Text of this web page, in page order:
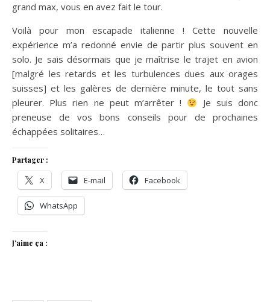
grand max, vous en avez fait le tour.
Voilà pour mon escapade italienne ! Cette nouvelle
expérience m’a redonné envie de partir plus souvent en
solo. Je sais désormais que je maîtrise le trajet en avion
[malgré les retards et les turbulences dues aux orages
suisses] et les galères de dernière minute, le tout sans
pleurer. Plus rien ne peut m’arrêter !
Je suis donc
preneuse de vos bons conseils pour de prochaines
échappées solitaires…
Partager :
X E-mail Facebook
WhatsApp
J’aime ça :